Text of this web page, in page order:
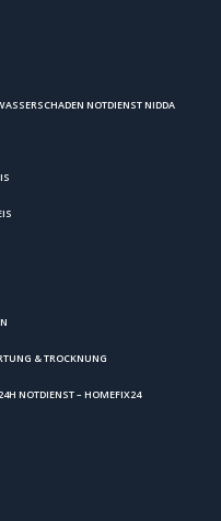
NOTDIENST NIDDA
& TROCKNUNG
NOTDIENST – HOMEFIX24